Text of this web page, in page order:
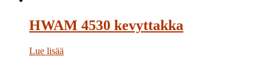
HWAM 4530 kevyttakka
Lue lisää